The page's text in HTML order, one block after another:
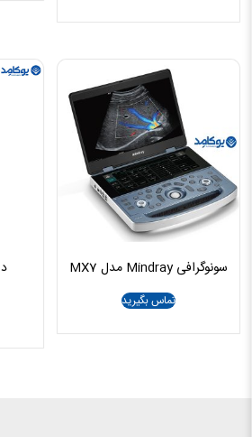
سونوگرافی Mindray مدل MX7
تماس بگیرید